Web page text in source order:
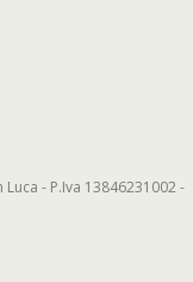
- P.Iva 13846231002 -